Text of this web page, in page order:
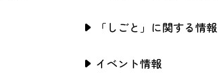
「しごと」に関する情報
イベント情報